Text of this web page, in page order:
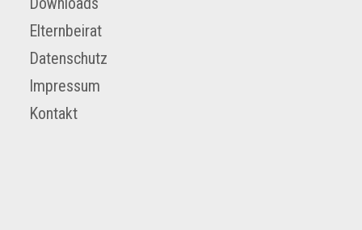
Elternbeirat
Datenschutz
Impressum
Kontakt